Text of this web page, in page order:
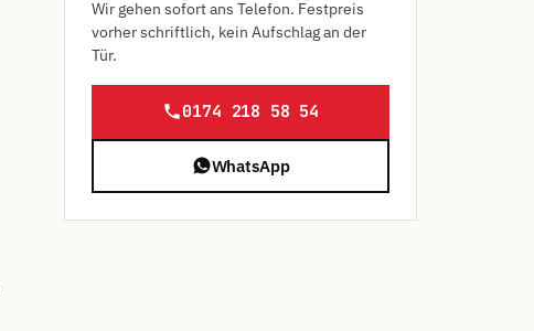
Wir gehen sofort ans Telefon. Festpreis
vorher schriftlich, kein Aufschlag an der
Tür.
0174 218 58 54
WhatsApp